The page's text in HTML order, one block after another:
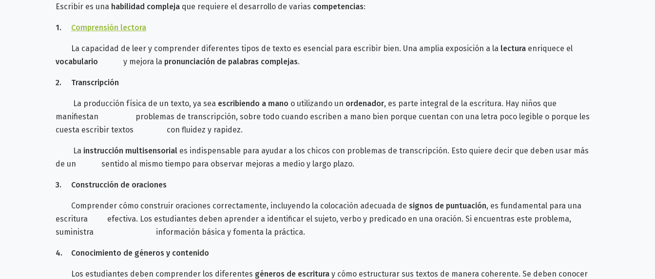
Escribir es una habilidad compleja que requiere el desarrollo de varias competencias:
1. Comprensión lectora
La capacidad de leer y comprender diferentes tipos de texto es esencial para escribir bien. Una amplia exposición a la lectura enriquece el
vocabulario y mejora la pronunciación de palabras complejas.
2. Transcripción
La producción física de un texto, ya sea escribiendo a mano o utilizando un ordenador, es parte integral de la escritura. Hay niños que
manifiestan problemas de transcripción, sobre todo cuando escriben a mano bien porque cuentan con una letra poco legible o porque les
cuesta escribir textos con fluidez y rapidez.
La instrucción multisensorial es indispensable para ayudar a los chicos con problemas de transcripción. Esto quiere decir que deben usar más
de un sentido al mismo tiempo para observar mejoras a medio y largo plazo.
3. Construcción de oraciones
Comprender cómo construir oraciones correctamente, incluyendo la colocación adecuada de signos de puntuación, es fundamental para una
escritura efectiva. Los estudiantes deben aprender a identificar el sujeto, verbo y predicado en una oración. Si encuentras este problema,
suministra información básica y fomenta la práctica.
4. Conocimiento de géneros y contenido
Los estudiantes deben comprender los diferentes géneros de escritura y cómo estructurar sus textos de manera coherente. Se deben conocer